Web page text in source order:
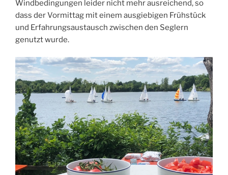
Windbedingungen leider nicht mehr ausreichend, so
dass der Vormittag mit einem ausgiebigen Frühstück
und Erfahrungsaustausch zwischen den Seglern
genutzt wurde.